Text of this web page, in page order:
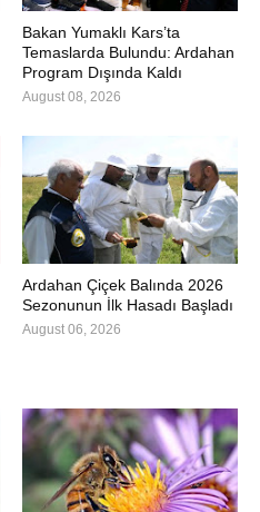
Bakan Yumaklı Kars’ta
Temaslarda Bulundu: Ardahan
Program Dışında Kaldı
August 08, 2026
Ardahan Çiçek Balında 2026
Sezonunun İlk Hasadı Başladı
August 06, 2026